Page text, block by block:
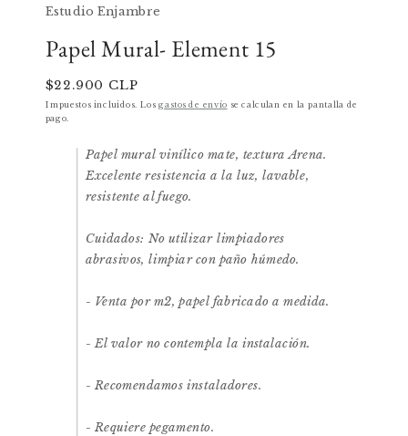
multimedia
1
una
ventana
modal
Estudio Enjambre
Papel Mural- Element 15
Precio
habitual
$22.900 CLP
Impuestos incluidos. Losgastos de envío se calculan en la pantalla de
pago.
Papel mural vinílico mate, textura Arena.
Excelente resistencia a la luz, lavable,
resistente al fuego.
Cuidados: No utilizar limpiadores
abrasivos, limpiar con paño húmedo.
- Venta por m2, papel fabricado a medida.
- El valor no contempla la instalación.
- Recomendamos instaladores.
- Requiere pegamento.